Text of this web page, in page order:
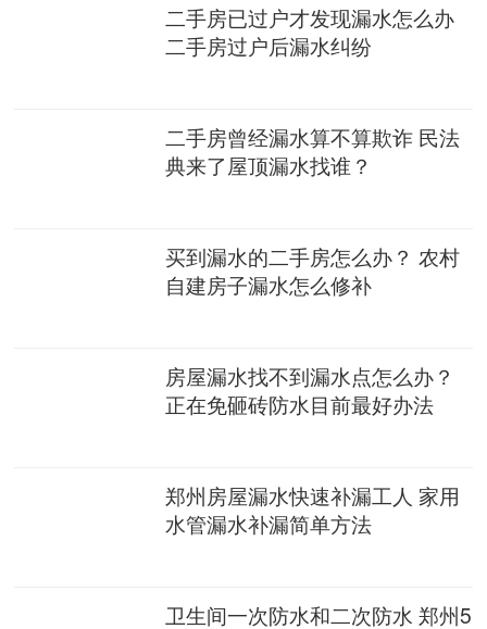
二手房已过户才发现漏水怎么办
二手房过户后漏水纠纷
二手房曾经漏水算不算欺诈 民法
典来了屋顶漏水找谁？
买到漏水的二手房怎么办？ 农村
自建房子漏水怎么修补
房屋漏水找不到漏水点怎么办？
正在免砸砖防水目前最好办法
郑州房屋漏水快速补漏工人 家用
水管漏水补漏简单方法
卫生间一次防水和二次防水 郑州5